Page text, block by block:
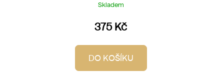
Skladem
375 Kč
DO KOŠÍKU